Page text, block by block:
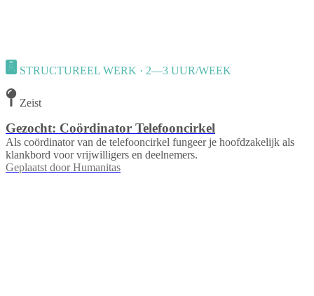
STRUCTUREEL WERK · 2—3 UUR/WEEK
Zeist
Gezocht: Coördinator Telefooncirkel
Als coördinator van de telefooncirkel fungeer je hoofdzakelijk als
klankbord voor vrijwilligers en deelnemers.
Geplaatst door Humanitas